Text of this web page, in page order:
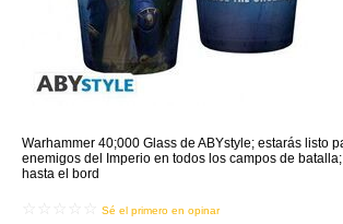
Warhammer 40;000 Glass de ABYstyle; estarás listo
enemigos del Imperio en todos los campos de
hasta el bord
Sé el primero en opinar